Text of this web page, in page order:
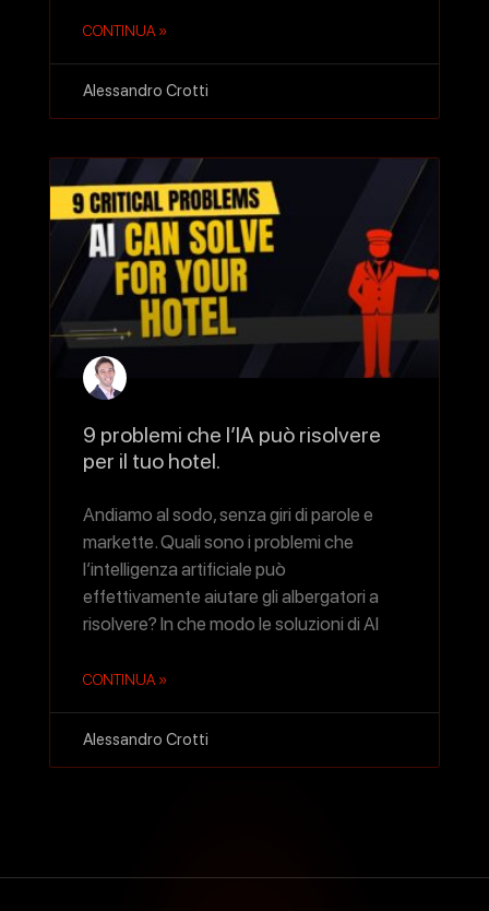
CONTINUA »
Alessandro Crotti
9 problemi che l’IA può risolvere
per il tuo hotel.
Andiamo al sodo, senza giri di parole e
markette. Quali sono i problemi che
l’intelligenza artificiale può
effettivamente aiutare gli albergatori a
risolvere? In che modo le soluzioni di AI
CONTINUA »
Alessandro Crotti